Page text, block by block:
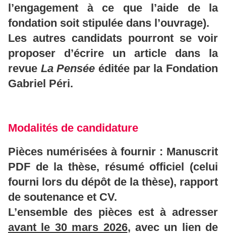
l’engagement à ce que l’aide de la
fondation soit stipulée dans l’ouvrage).
Les autres candidats pourront se voir
proposer d’écrire un article dans la
revue La Pensée éditée par la Fondation
Gabriel Péri.
Modalités de candidature
Pièces numérisées à fournir : Manuscrit
PDF de la thèse, résumé officiel (celui
fourni lors du dépôt de la thèse), rapport
de soutenance et CV.
L’ensemble des pièces est à adresser
avant le 30 mars 2026, avec un lien de